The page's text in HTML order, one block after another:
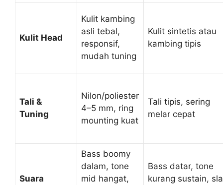
Kulit Head
Kulit kambing
asli tebal,
responsif,
mudah tuning
Kulit sintetis atau
kambing tipis
Tali &
Tuning
Nilon/poliester
4–5 mm, ring
mounting kuat
Tali tipis, sering
melar cepat
Suara
Bass boomy
dalam, tone
mid hangat,
Bass datar, tone
kurang sustain,